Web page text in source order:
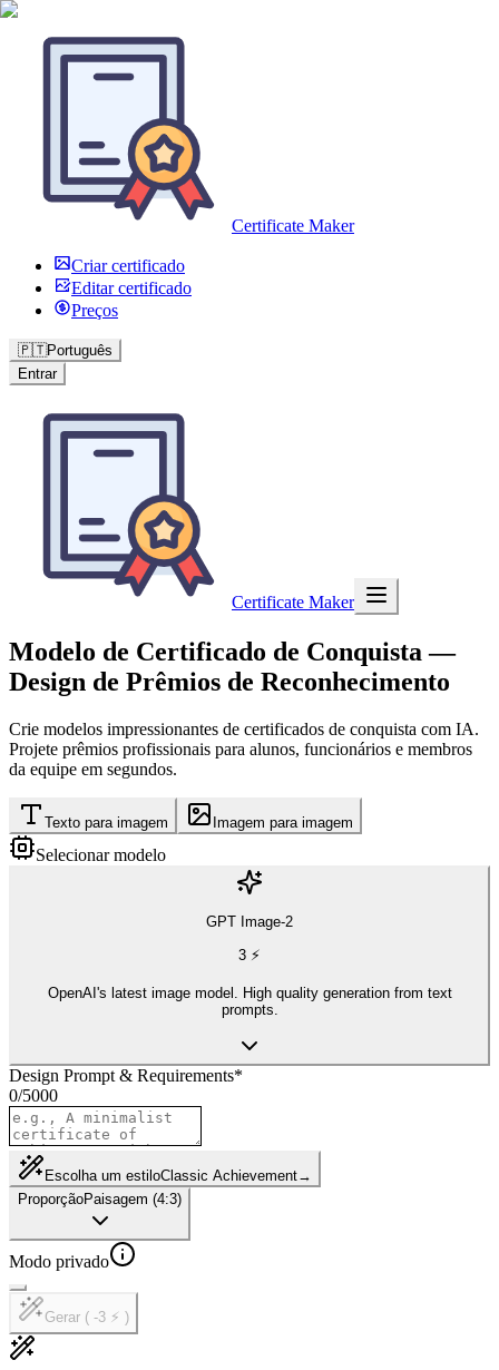
Certificate Maker
Criar certificado
Editar certificado
Preços
🇵🇹Português
Entrar
Certificate Maker
Modelo de Certificado de Conquista —
Design de Prêmios de Reconhecimento
Crie modelos impressionantes de certificados de conquista com IA.
Projete prêmios profissionais para alunos, funcionários e membros
da equipe em segundos.
Texto para imagem Imagem para imagem
Selecionar modelo
GPT Image-2
3 ⚡
OpenAI's latest image model. High quality generation from text
prompts.
Design Prompt & Requirements*
0/5000
Escolha um estiloClassic Achievement→
ProporçãoPaisagem (4:3)
Modo privado
Gerar ( -3 ⚡ )